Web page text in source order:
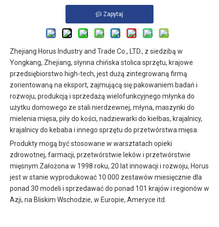
Zapytaj
Zhejiang Horus Industry and Trade Co., LTD., z siedzibą w
Yongkang, Zhejiang, słynna chińska stolica sprzętu, krajowe
przedsiębiorstwo high-tech, jest dużą zintegrowaną firmą
zorientowaną na eksport, zajmującą się pakowaniem badań i
rozwoju, produkcją i sprzedażą wielofunkcyjnego młynka do
użytku domowego ze stali nierdzewnej, młyna, maszynki do
mielenia mięsa, piły do ​​kości, nadziewarki do kiełbas, krajalnicy,
krajalnicy do kebaba i innego sprzętu do przetwórstwa mięsa.
Produkty mogą być stosowane w warsztatach opieki
zdrowotnej, farmacji, przetwórstwie leków i przetwórstwie
mięsnym.Założona w 1998 roku, 20 lat innowacji i rozwoju, Horus
jest w stanie wyprodukować 10 000 zestawów miesięcznie dla
ponad 30 modeli i sprzedawać do ponad 101 krajów i regionów w
Azji, na Bliskim Wschodzie, w Europie, Ameryce itd.